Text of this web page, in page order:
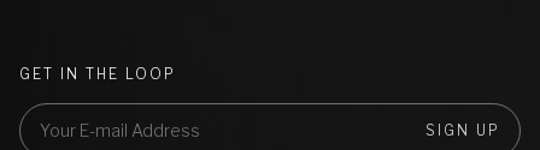
GET IN THE LOOP
SIGN UP